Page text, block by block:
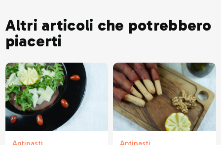
Altri articoli che potrebbero
piacerti